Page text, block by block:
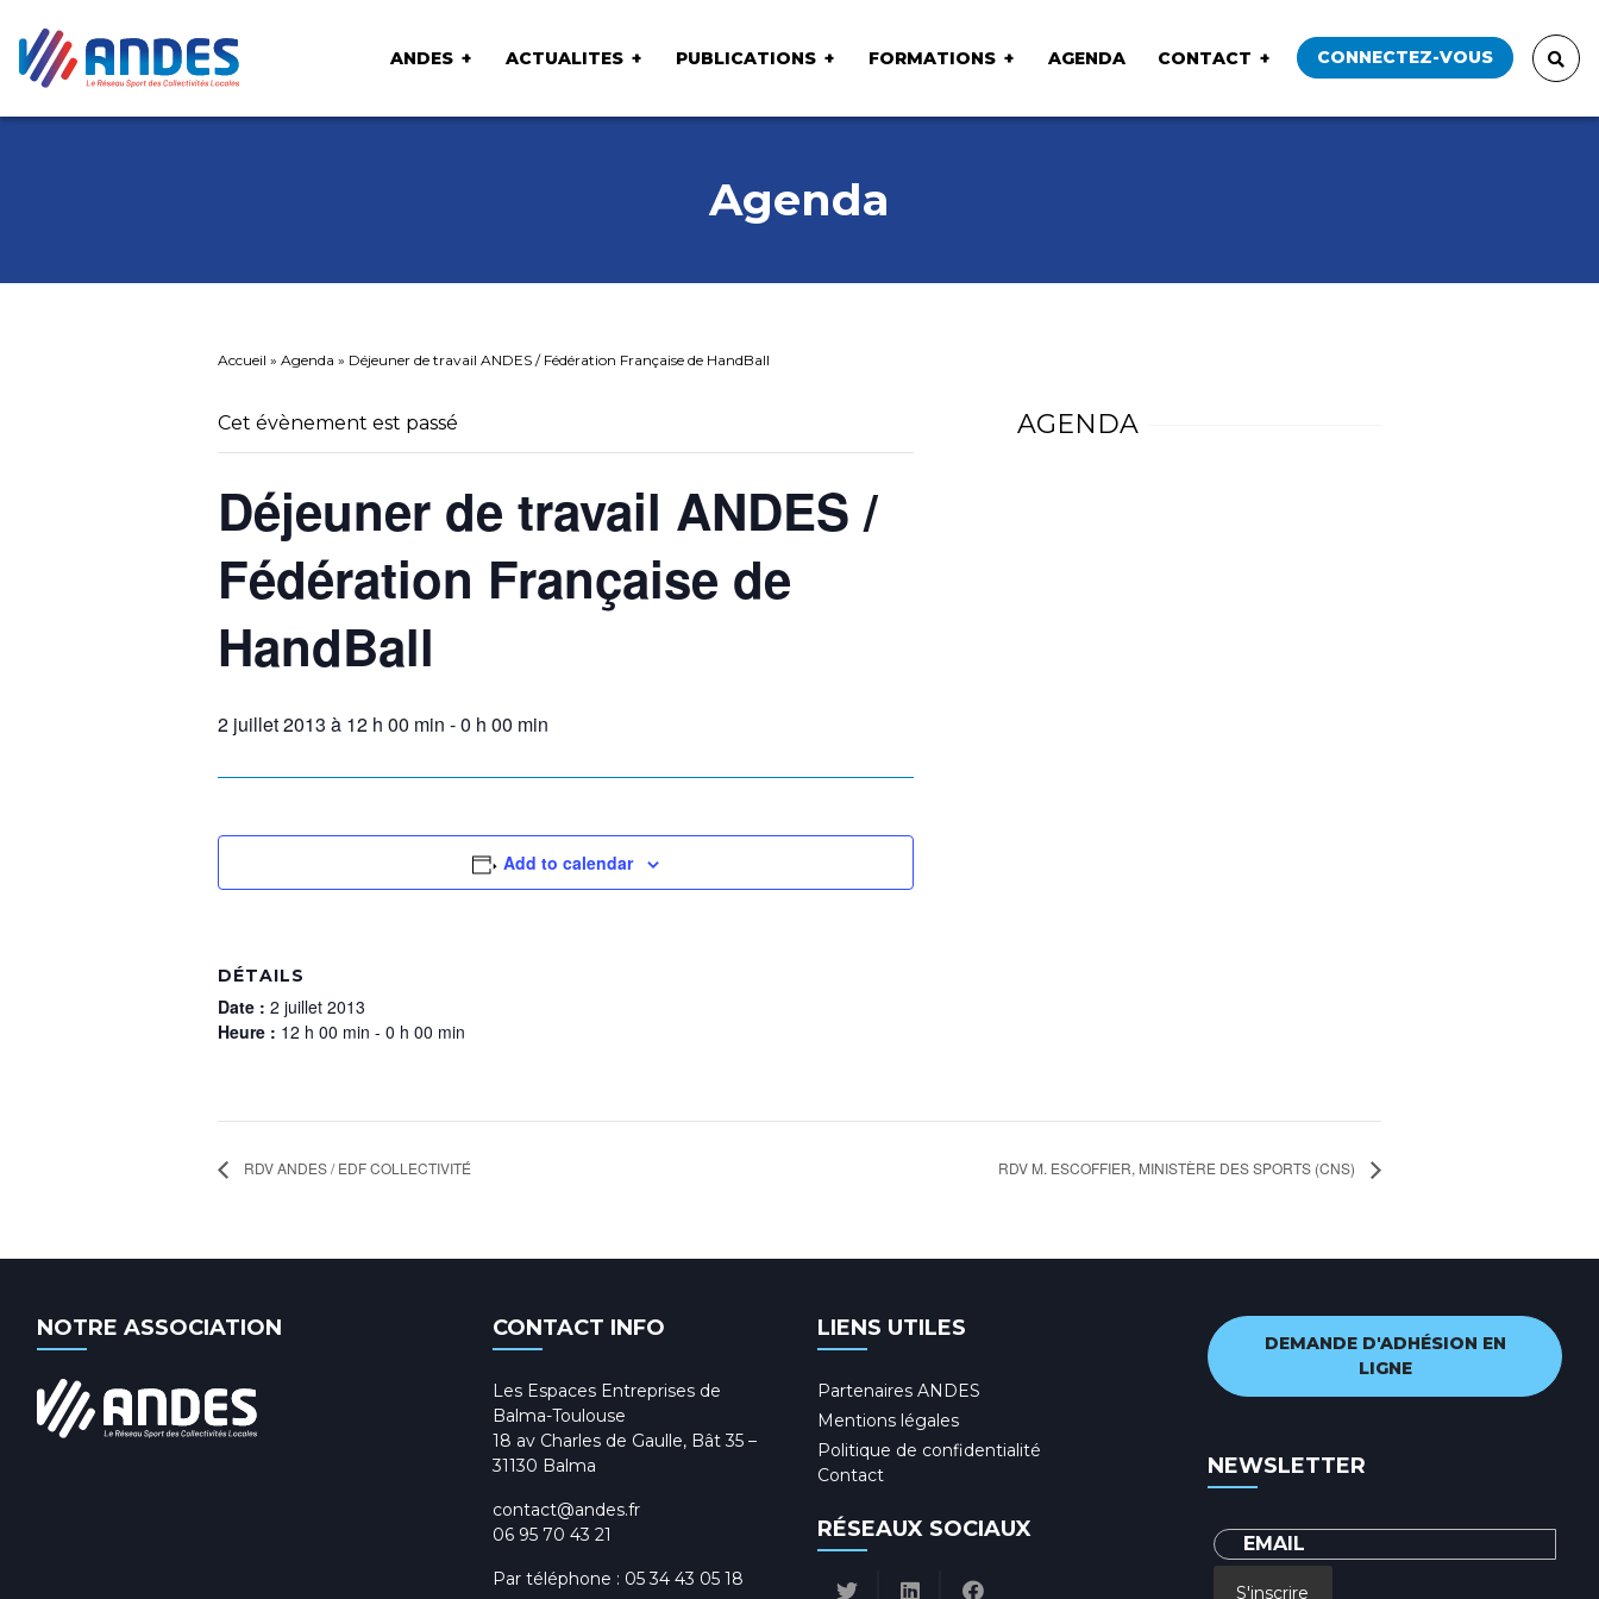
ANDES ACTUALITES PUBLICATIONS FORMATIONS AGENDA CONTACT CONNECTEZ-VOUS
Agenda
Accueil » Agenda » Déjeuner de travail ANDES / Fédération Française de HandBall
Cet évènement est passé
Déjeuner de travail ANDES /
Fédération Française de
HandBall
2 juillet 2013 à 12 h 00 min -0 h 00 min
Add to calendar
DÉTAILS
Date : 2 juillet 2013
Heure : 12 h 00 min - 0 h 00 min
AGENDA
RDV ANDES / EDF COLLECTIVITÉ RDV M. ESCOFFIER, MINISTÈRE DES SPORTS (CNS)
NOTRE ASSOCIATION CONTACT INFO
Les Espaces Entreprises de
Balma-Toulouse
18 av Charles de Gaulle, Bât 35 –
31130 Balma
contact@andes.fr
06 95 70 43 21
Par téléphone : 05 34 43 05 18
LIENS UTILES
Partenaires ANDES
Mentions légales
Politique de confidentialité
Contact
RÉSEAUX SOCIAUX
DEMANDE D'ADHÉSION EN
LIGNE
NEWSLETTER
S'inscrire